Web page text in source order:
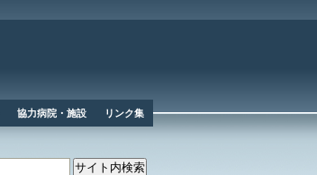
協力病院・施設 リンク集